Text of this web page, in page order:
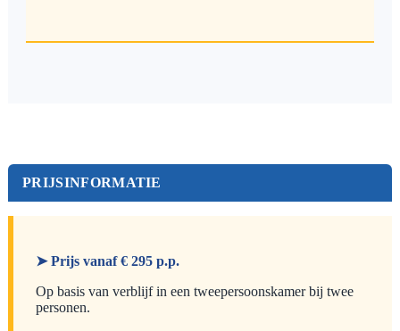
PRIJSINFORMATIE
➤ Prijs vanaf € 295 p.p.
Op basis van verblijf in een tweepersoonskamer bij twee
personen.